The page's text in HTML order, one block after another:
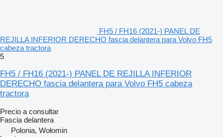
FH5 / FH16 (2021-) PANEL DE
REJILLA INFERIOR DERECHO fascia delantera para Volvo FH5
cabeza tractora
5
FH5 / FH16 (2021-) PANEL DE REJILLA INFERIOR
DERECHO fascia delantera para Volvo FH5 cabeza
tractora
Precio a consultar
Fascia delantera
Polonia, Wołomin